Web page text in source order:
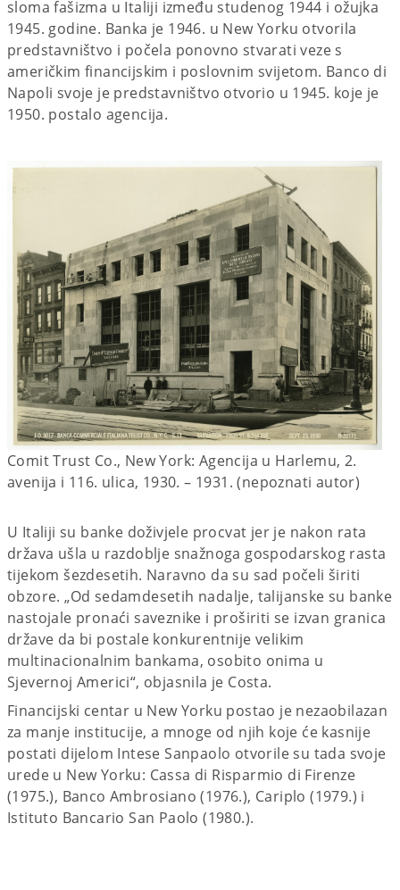
sloma fašizma u Italiji između studenog 1944 i ožujka
1945. godine. Banka je 1946. u New Yorku otvorila
predstavništvo i počela ponovno stvarati veze s
američkim financijskim i poslovnim svijetom. Banco di
Napoli svoje je predstavništvo otvorio u 1945. koje je
1950. postalo agencija.
Comit Trust Co., New York: Agencija u Harlemu, 2.
avenija i 116. ulica, 1930. – 1931. (nepoznati autor)
U Italiji su banke doživjele procvat jer je nakon rata
država ušla u razdoblje snažnoga gospodarskog rasta
tijekom šezdesetih. Naravno da su sad počeli širiti
obzore. „Od sedamdesetih nadalje, talijanske su banke
nastojale pronaći saveznike i proširiti se izvan granica
države da bi postale konkurentnije velikim
multinacionalnim bankama, osobito onima u
Sjevernoj Americi“, objasnila je Costa.
Financijski centar u New Yorku postao je nezaobilazan
za manje institucije, a mnoge od njih koje će kasnije
postati dijelom Intese Sanpaolo otvorile su tada svoje
urede u New Yorku: Cassa di Risparmio di Firenze
(1975.), Banco Ambrosiano (1976.), Cariplo (1979.) i
Istituto Bancario San Paolo (1980.).